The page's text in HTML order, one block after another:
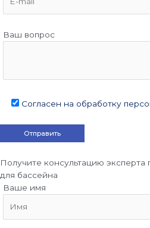
Ваш вопрос
Согласен на обработку
Получите консультацию
для бассейна
Ваше имя